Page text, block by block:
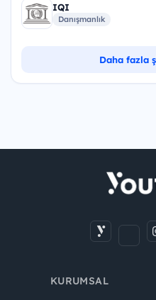
IQI
Danışmanlık
Daha fazla
KURUMSAL